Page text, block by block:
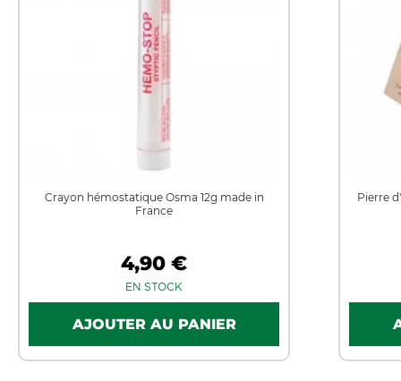
Crayon hémostatique Osma 12g made in
France
4,90 €
EN STOCK
Pierre